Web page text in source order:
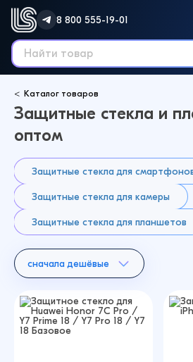
8 800 555-19-01
Каталог товаров
Защитные стекла и
оптом
Защитные стекла для
Защитные стекла для камеры
Защитные стекла для планшетов
сначала дешёвые